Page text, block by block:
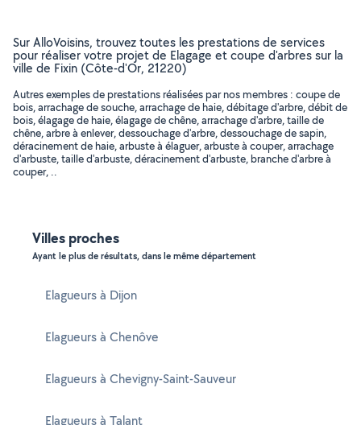
Sur AlloVoisins, trouvez toutes les prestations de services
pour réaliser votre projet de Elagage et coupe d'arbres sur la
ville de Fixin (Côte-d'Or, 21220)
Autres exemples de prestations réalisées par nos membres : coupe de
bois, arrachage de souche, arrachage de haie, débitage d'arbre, débit de
bois, élagage de haie, élagage de chêne, arrachage d'arbre, taille de
chêne, arbre à enlever, dessouchage d'arbre, dessouchage de sapin,
déracinement de haie, arbuste à élaguer, arbuste à couper, arrachage
d'arbuste, taille d'arbuste, déracinement d'arbuste, branche d'arbre à
couper, ..
Villes proches
Ayant le plus de résultats, dans le même département
Elagueurs à Dijon
Elagueurs à Chenôve
Elagueurs à Chevigny-Saint-Sauveur
Elagueurs à Talant